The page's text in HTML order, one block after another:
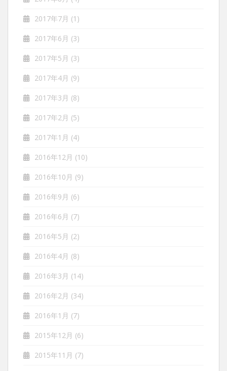
2017年7月 (1)
2017年6月 (3)
2017年5月 (3)
2017年4月 (9)
2017年3月 (8)
2017年2月 (5)
2017年1月 (4)
2016年12月 (10)
2016年10月 (9)
2016年9月 (6)
2016年6月 (7)
2016年5月 (2)
2016年4月 (8)
2016年3月 (14)
2016年2月 (34)
2016年1月 (7)
2015年12月 (6)
2015年11月 (7)